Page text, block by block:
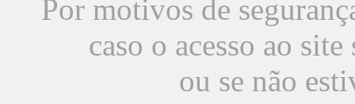
Por motivos de
caso o acesso ao
ou se não